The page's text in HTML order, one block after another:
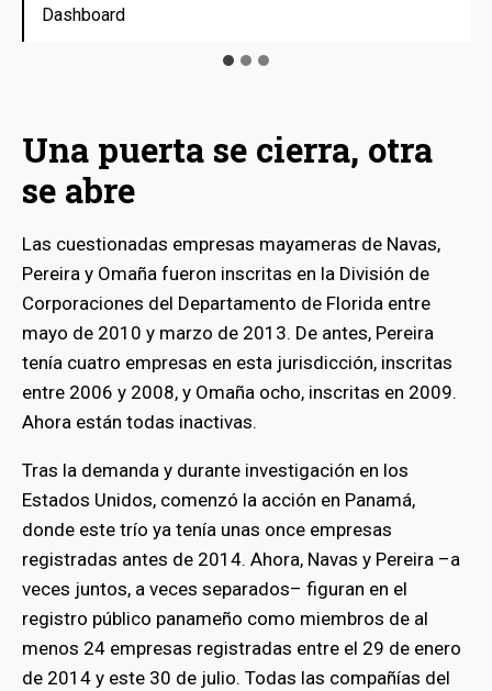
Dashboard
Dashboard
Investigative Dashboard
Una puerta se cierra, otra
se abre
Las cuestionadas empresas mayameras de Navas,
Pereira y Omaña fueron inscritas en la División de
Corporaciones del Departamento de Florida entre
mayo de 2010 y marzo de 2013. De antes, Pereira
tenía cuatro empresas en esta jurisdicción, inscritas
entre 2006 y 2008, y Omaña ocho, inscritas en 2009.
Ahora están todas inactivas.
Tras la demanda y durante investigación en los
Estados Unidos, comenzó la acción en Panamá,
donde este trío ya tenía unas once empresas
registradas antes de 2014. Ahora, Navas y Pereira –a
veces juntos, a veces separados– figuran en el
registro público panameño como miembros de al
menos 24 empresas registradas entre el 29 de enero
de 2014 y este 30 de julio. Todas las compañías del